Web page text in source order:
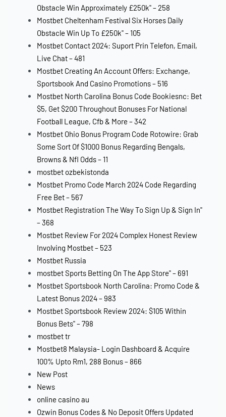
Obstacle Win Approximately £250k" – 258
Mostbet Cheltenham Festival Six Horses Daily
Obstacle Win Up To £250k" – 105
Mostbet Contact 2024: Suport Prin Telefon, Email,
Live Chat – 481
Mostbet Creating An Account Offers: Exchange,
Sportsbook And Casino Promotions – 516
Mostbet North Carolina Bonus Code Bookiesnc: Bet
$5, Get $200 Throughout Bonuses For National
Football League, Cfb & More – 342
Mostbet Ohio Bonus Program Code Rotowire: Grab
Some Sort Of $1000 Bonus Regarding Bengals,
Browns & Nfl Odds – 11
mostbet ozbekistonda
Mostbet Promo Code March 2024 Code Regarding
Free Bet – 567
Mostbet Registration The Way To Sign Up & Sign In"
– 368
Mostbet Review For 2024 Complex Honest Review
Involving Mostbet – 523
Mostbet Russia
‎mostbet Sports Betting On The App Store" – 691
Mostbet Sportsbook North Carolina: Promo Code &
Latest Bonus 2024 – 983
Mostbet Sportsbook Review 2024: $105 Within
Bonus Bets" – 798
mostbet tr
Mostbet8 Malaysia- Login Dashboard & Acquire
100% Upto Rm1, 288 Bonus – 866
New Post
News
online casino au
Ozwin Bonus Codes & No Deposit Offers Updated